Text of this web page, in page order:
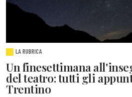
LA RUBRICA
Un finesettimana
del teatro: tutti gli
Trentino